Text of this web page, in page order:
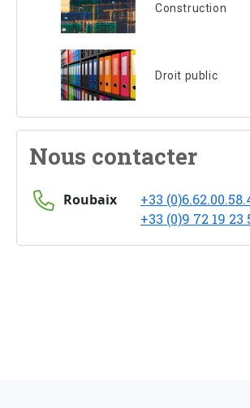
Construction
Droit public
Nous contacter
Roubaix
+33
+33 (0)9 72 19 23